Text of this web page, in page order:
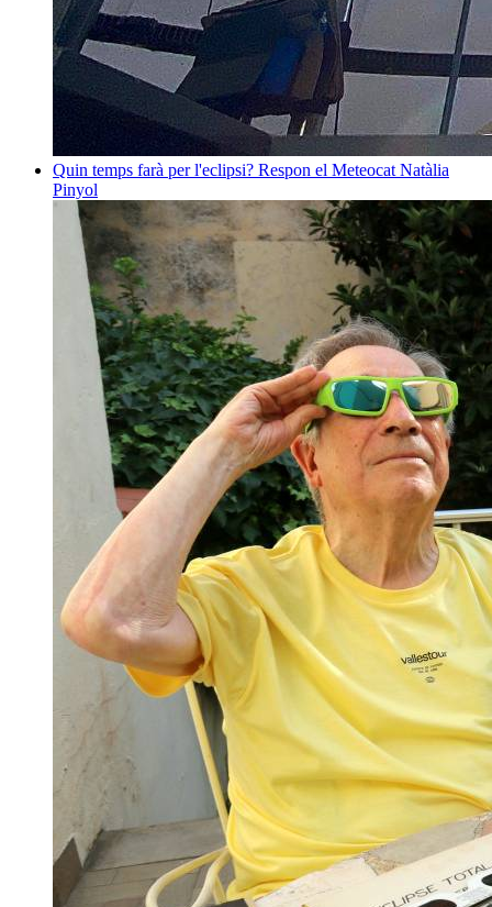
Quin temps farà per l'eclipsi? Respon el Meteocat Natàlia
Pinyol